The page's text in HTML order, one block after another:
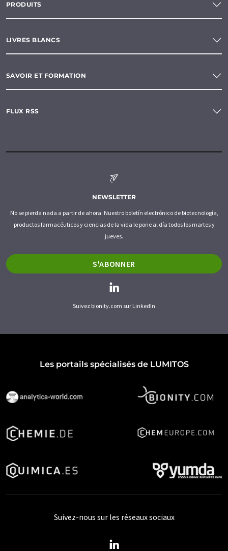
PRODUITS
LIVRES BLANCS
SAVOIR ET FORMATION
FLUX RSS
NEWSLETTER
No se pierda nada a partir de ahora: Nuestro boletín electrónico de biotecnología,
productos farmacéuticos y ciencias de la vida le pone al día todos los martes y
jueves.
S'ABONNER
Suivez bionity.com sur LinkedIn
Les portails spécialisés de LUMITOS
Suivez-nous sur les réseaux sociaux